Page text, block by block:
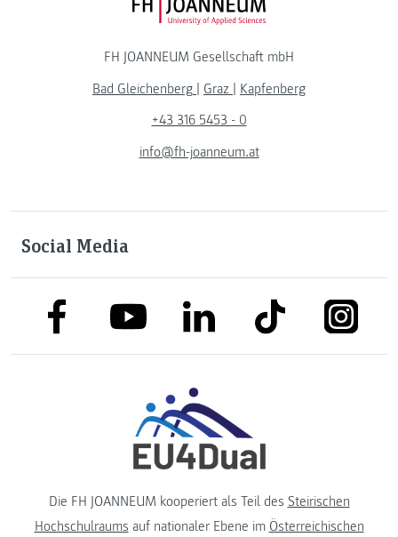
FH JOANNEUM Logo
FH JOANNEUM Gesellschaft mbH
Bad Gleichenberg | Graz | Kapfenberg
+43 316 5453 - 0
info@fh-joanneum.at
Social Media
link to facebooklink to youtubelink to linkedinlink to tiktok link to
Die FH JOANNEUM kooperiert als Teil des Steirischen
Hochschulraums auf nationaler Ebene im Österreichischen